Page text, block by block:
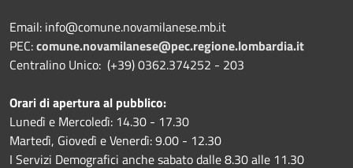
Email: info@comune.novamilanese.mb.it
PEC:comune.novamilanese@pec.regione.lombardia.it
Centralino Unico: (+39) 0362.374252 - 203
Orari di apertura al pubblico:
Lunedì e Mercoledì: 14.30 - 17.30
Martedì, Giovedì e Venerdì: 9.00 - 12.30
I Servizi Demografici anche sabato dalle 8.30 alle 11.30